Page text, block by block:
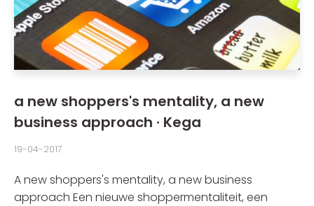
a new shoppers's mentality, a new
business approach · Kega
19-04-2017
A new shoppers's mentality, a new business
approach Een nieuwe shoppermentaliteit, een